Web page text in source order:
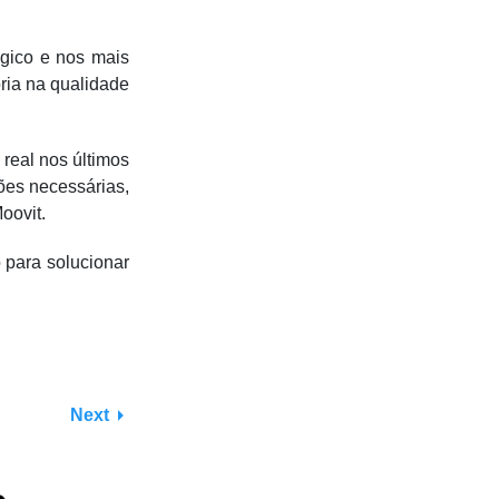
e nos mais
na qualidade
nos últimos
necessárias,
para solucionar
Next